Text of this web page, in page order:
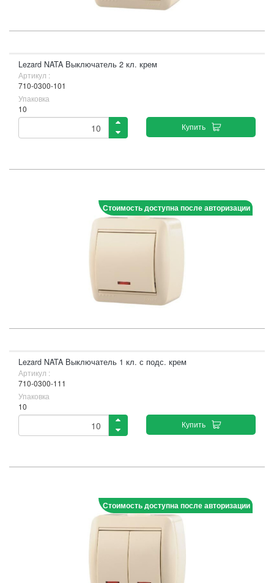
Lezard NATA Выключатель 2 кл. крем
Артикул :
710-0300-101
Упаковка
10
Купить
Стоимость доступна после авторизации
Lezard NATA Выключатель 1 кл. с подс. крем
Артикул :
710-0300-111
Упаковка
10
Купить
Стоимость доступна после авторизации